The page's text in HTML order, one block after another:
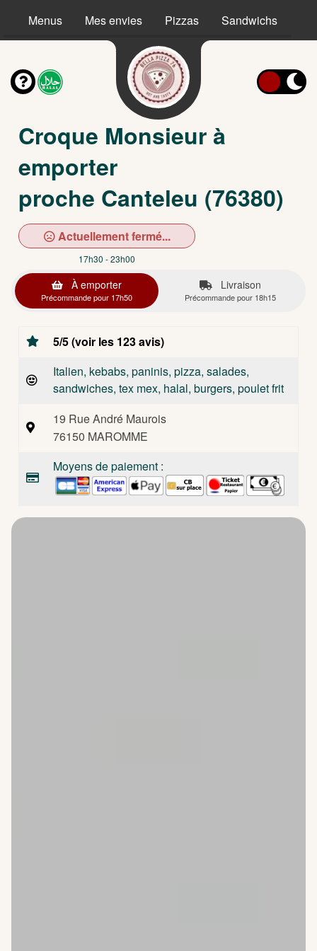
Menus Mes envies Pizzas Sandwichs
Croque Monsieur à
emporter
proche Canteleu (76380)
Actuellement fermé...
17h30 - 23h00
À emporter
Précommande pour 17h50
Livraison
Précommande pour 18h15
5/5 (voir les 123 avis)
Italien, kebabs, paninis, pizza, salades,
sandwiches, tex mex, halal, burgers, poulet frit
19 Rue André Maurois
76150 MAROMME
Moyens de paiement :